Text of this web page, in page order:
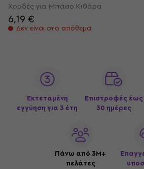
Χορδές για Μπάσο Κιθάρα
6,19 €
Δεν είναι στο απόθεμα
Εκτεταμένη
εγγύηση για 3 έτη
Επιστροφές έως
30 ημέρες
Πάνω από 3M+
πελάτες